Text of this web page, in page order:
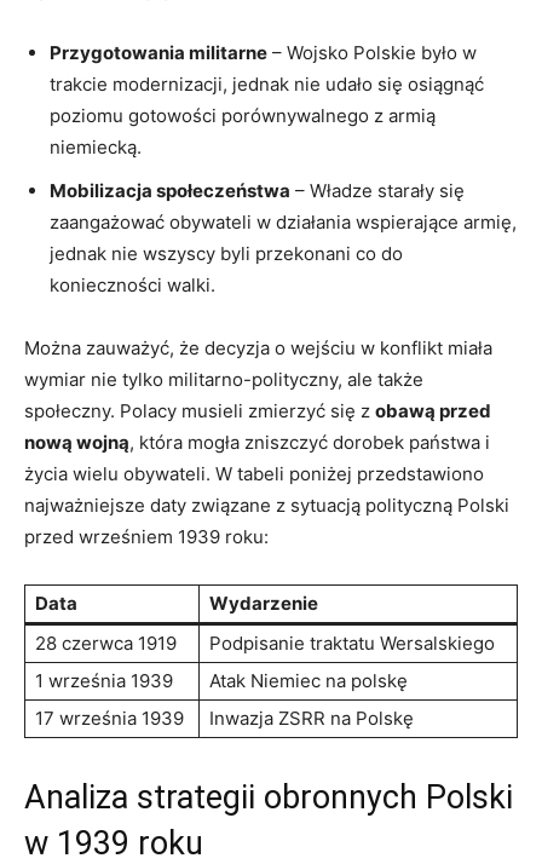
Przygotowania militarne – Wojsko Polskie było w​
trakcie modernizacji, jednak nie udało się osiągnąć
poziomu ⁤gotowości porównywalnego z armią
niemiecką.
Mobilizacja społeczeństwa ​– Władze starały się
zaangażować obywateli w‌ działania wspierające armię,
jednak nie wszyscy byli przekonani co do
konieczności walki.
Można zauważyć, że decyzja o wejściu w konflikt⁢ miała
wymiar nie tylko militarno-polityczny, ale także
społeczny. Polacy musieli zmierzyć się z obawą przed
⁤nową wojną, która mogła ‌zniszczyć dorobek państwa i
życia ‍wielu‌ obywateli. W⁤ tabeli ⁢poniżej przedstawiono
najważniejsze daty związane z sytuacją polityczną⁢ Polski
przed ‍wrześniem 1939 roku:
Data
Wydarzenie
28 czerwca 1919
Podpisanie ⁣traktatu Wersalskiego
1 września 1939
Atak Niemiec na polskę
17 września 1939
Inwazja ZSRR na ⁢Polskę
Analiza strategii obronnych Polski
w 1939‌ roku